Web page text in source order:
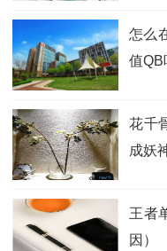
怎么
值QB
花千
成妖
王者
因）